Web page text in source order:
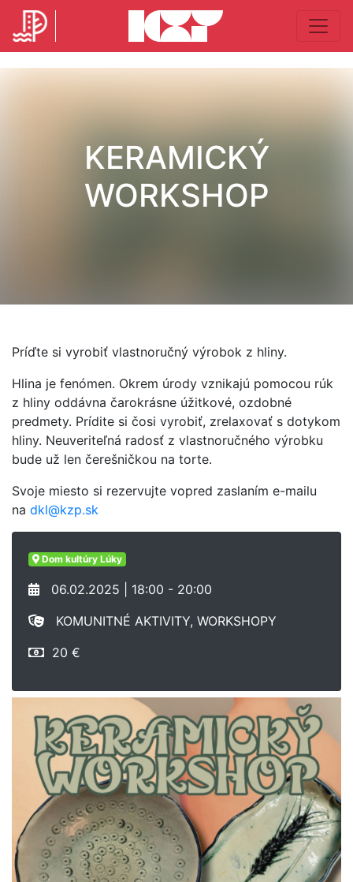
KERAMICKÝ
WORKSHOP
Príďte si vyrobiť vlastnoručný výrobok z hliny.
Hlina je fenómen. Okrem úrody vznikajú pomocou rúk
z hliny oddávna čarokrásne úžitkové, ozdobné
predmety. Prídite si čosi vyrobiť, zrelaxovať s dotykom
hliny. Neuveriteľná radosť z vlastnoručného výrobku
bude už len čerešničkou na torte.
Svoje miesto si rezervujte vopred zaslaním e-mailu
na dkl@kzp.sk
Dom kultúry Lúky
06.02.2025 | 18:00 - 20:00
KOMUNITNÉ AKTIVITY, WORKSHOPY
20 €